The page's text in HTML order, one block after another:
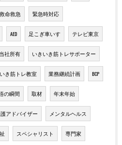
救命救急 緊急時対応
AED 足こぎ車いす テレビ東京
当社所有 いきいき筋トレサポーター
き筋トレ教室 業務継続計画 BCP
の瞬間 取材 年末年始
アドバイザー メンタルヘルス
スペシャリスト 専門家